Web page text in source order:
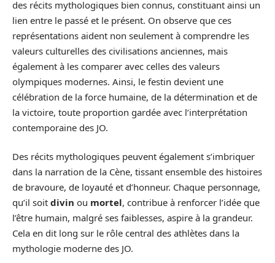
des récits mythologiques bien connus, constituant ainsi un
lien entre le passé et le présent. On observe que ces
représentations aident non seulement à comprendre les
valeurs culturelles des civilisations anciennes, mais
également à les comparer avec celles des valeurs
olympiques modernes. Ainsi, le festin devient une
célébration de la force humaine, de la détermination et de
la victoire, toute proportion gardée avec l’interprétation
contemporaine des JO.
Des récits mythologiques peuvent également s’imbriquer
dans la narration de la Cène, tissant ensemble des histoires
de bravoure, de loyauté et d’honneur. Chaque personnage,
qu’il soit divin ou mortel, contribue à renforcer l’idée que
l’être humain, malgré ses faiblesses, aspire à la grandeur.
Cela en dit long sur le rôle central des athlètes dans la
mythologie moderne des JO.